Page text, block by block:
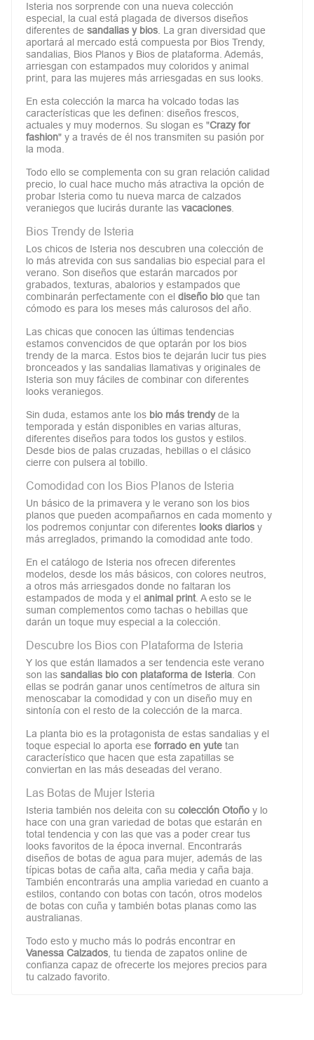
Isteria nos sorprende con una nueva colección
especial, la cual está plagada de diversos diseños
diferentes desandalias y bios. La gran diversidad que
aportará al mercado está compuesta por Bios Trendy,
sandalias, Bios Planos y Bios de plataforma. Además,
arriesgan con estampados muy coloridos y animal
print, para las mujeres más arriesgadas en sus looks.
En esta colección la marca ha volcado todas las
características que les definen: diseños frescos,
actuales y muy modernos. Su slogan es "Crazy for
fashion" y a través de él nos transmiten su pasión por
la moda.
Todo ello se complementa con su gran relación calidad
precio, lo cual hace mucho más atractiva la opción de
probar Isteria como tu nueva marca de calzados
veraniegos que lucirás durante las vacaciones.
Bios Trendy de Isteria
Los chicos de Isteria nos descubren una colección de
lo más atrevida con sus sandalias bio especial para el
verano. Son diseños que estarán marcados por
grabados, texturas, abalorios y estampados que
combinarán perfectamente con eldiseño bio que tan
cómodo es para los meses más calurosos del año.
Las chicas que conocen las últimas tendencias
estamos convencidos de que optarán por los bios
trendy de la marca. Estos bios te dejarán lucir tus pies
bronceados y las sandalias llamativas y originales de
Isteria son muy fáciles de combinar con diferentes
looks veraniegos.
Sin duda, estamos ante los bio más trendyde la
temporada y están disponibles en varias alturas,
diferentes diseños para todos los gustos y estilos.
Desde bios de palas cruzadas, hebillas o el clásico
cierre con pulsera al tobillo.
Comodidad con los Bios Planos de Isteria
Un básico de la primavera y le verano son los bios
planos que pueden acompañarnos en cada momento y
los podremos conjuntar con diferentes looks diarios y
más arreglados, primando la comodidad ante todo.
En el catálogo de Isteria nos ofrecen diferentes
modelos, desde los más básicos, con colores neutros,
a otros más arriesgados donde no faltaran los
estampados de moda y elanimal print. A esto se le
suman complementos como tachas o hebillas que
darán un toque muy especial a la colección.
Descubre los Bios con Plataforma de Isteria
Y los que están llamados a ser tendencia este verano
son las sandalias bio con plataforma de Isteria. Con
ellas se podrán ganar unos centímetros de altura sin
menoscabar la comodidad y con un diseño muy en
sintonía con el resto de la colección de la marca.
La planta bio es la protagonista de estas sandalias y el
toque especial lo aporta ese forrado en yute tan
característico que hacen que esta zapatillas se
conviertan en las más deseadas del verano.
Las Botas de Mujer Isteria
Isteria también nos deleita con su colección Otoñoy lo
hace con una gran variedad de botas que estarán en
total tendencia y con las que vas a poder crear tus
looks favoritos de la época invernal. Encontrarás
diseños de botas de agua para mujer, además de las
típicas botas de caña alta, caña media y caña baja.
También encontrarás una amplia variedad en cuanto a
estilos, contando con botas con tacón, otros modelos
de botas con cuña y también botas planas como las
australianas.
Todo esto y mucho más lo podrás encontrar en
Vanessa Calzados, tu tienda de zapatos online de
confianza capaz de ofrecerte los mejores precios para
tu calzado favorito.